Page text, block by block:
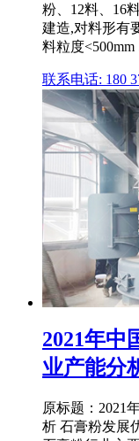
粉、12料、16
建造,对料形有
料粒度<500mm
联系电话: 180
2021年中
业产能分
原标题：2021
析 石膏粉发展